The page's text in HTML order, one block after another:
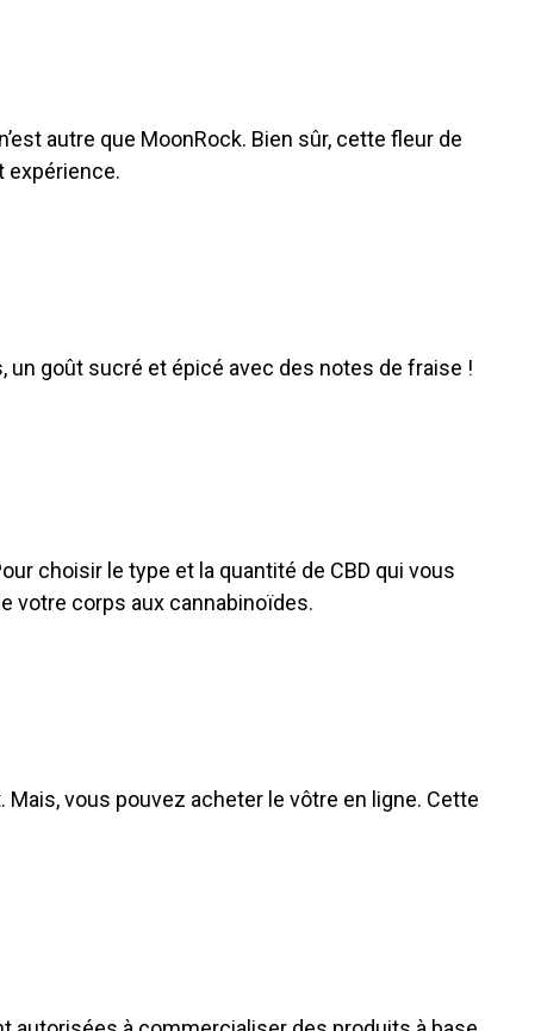
autre que MoonRock. Bien sûr, cette fleur de
expérience.
un goût sucré et épicé avec des notes de fraise !
choisir le type et la quantité de CBD qui vous
votre corps aux cannabinoïdes.
vous pouvez acheter le vôtre en ligne. Cette